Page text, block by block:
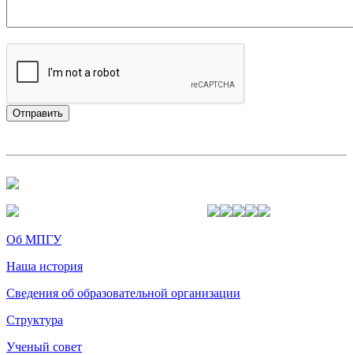
Об МПГУ
Наша история
Сведения об образовательной организации
Структура
Ученый совет